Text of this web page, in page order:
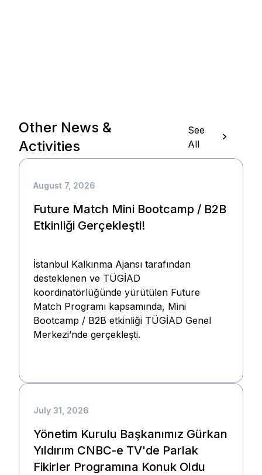
Other News &
Activities
See
All
August 7, 2026
Future Match Mini Bootcamp / B2B
Etkinliği Gerçekleşti!
İstanbul Kalkınma Ajansı tarafından
desteklenen ve TÜGİAD
koordinatörlüğünde yürütülen Future
Match Programı kapsamında, Mini
Bootcamp / B2B etkinliği TÜGİAD Genel
Merkezi’nde gerçekleşti.
July 31, 2026
Yönetim Kurulu Başkanımız Gürkan
Yıldırım CNBC-e TV'de Parlak
Fikirler Programına Konuk Oldu